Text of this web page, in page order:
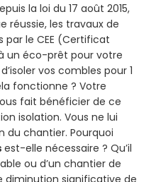
la loi du 17 août 2015,
réussie, les travaux de
le CEE (Certificat
à un éco-prêt pour votre
vos combles pour 1
fonctionne ? Votre
fait bénéficier de ce
isolation. Vous ne lui
du chantier. Pourquoi
est-elle nécessaire ? Qu’il
ou d’un chantier de
diminution significative de